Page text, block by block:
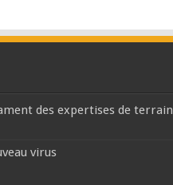
des expertises de terrain
virus